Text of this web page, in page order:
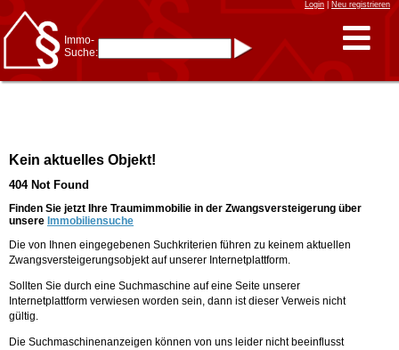
Login| Neu registrieren
Immo-
Suche:
* Suche verfeinern durch
Kombinieren
Frankfurt/Oder
am Main
Immobiliensuche
nach Kreis
nach Amtsgericht
Kein aktuelles Objekt!
404 Not Found
Finden Sie jetzt Ihre Traumimmobilie in der Zwangsversteigerung über
unsere Immobiliensuche
Die von Ihnen eingegebenen Suchkriterien führen zu keinem aktuellen
Zwangsversteigerungsobjekt auf unserer Internetplattform.
Sollten Sie durch eine Suchmaschine auf eine Seite unserer
Internetplattform verwiesen worden sein, dann ist dieser Verweis nicht
gültig.
Die Suchmaschinenanzeigen können von uns leider nicht beeinflusst